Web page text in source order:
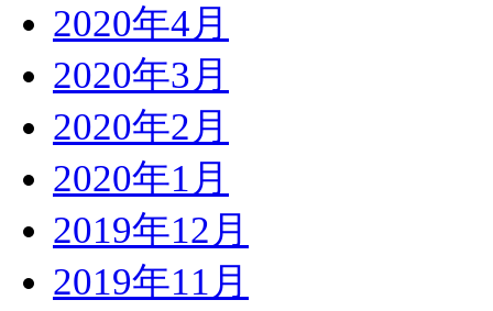
2020年4月
2020年3月
2020年2月
2020年1月
2019年12月
2019年11月